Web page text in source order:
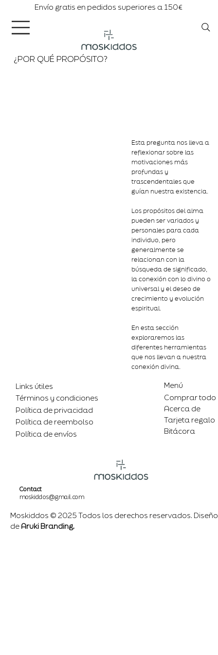
Envío gratis en pedidos superiores a 150€
¿POR QUÉ PROPÓSITO?
Esta pregunta nos lleva a
reflexionar sobre las
motivaciones más
profundas y
trascendentales que
guían nuestra existencia.
Los propósitos del alma
pueden ser variados y
personales para cada
individuo, pero
generalmente se
relacionan con la
búsqueda de significado,
la conexión con lo divino o
universal y el deseo de
crecimiento y evolución
espiritual.
En esta sección
exploraremos las
diferentes herramientas
que nos llevan a nuestra
conexión divina.
Links útiles
Términos y condiciones
Política de privacidad
Política de reembolso
Política de envíos
Menú
Comprar todo
Acerca de
Tarjeta regalo
Bitácora
Contact
moskiddos@gmail.com
Moskiddos © 2025 Todos los derechos reservados. Diseño
de Aruki Branding.